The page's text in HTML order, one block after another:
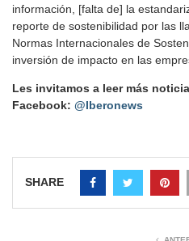
información, [falta de] la
reporte de sostenibilidad por las
Normas Internacionales de
inversión de impacto en las
Les invitamos a leer más
Facebook: @Iberonews
SHARE